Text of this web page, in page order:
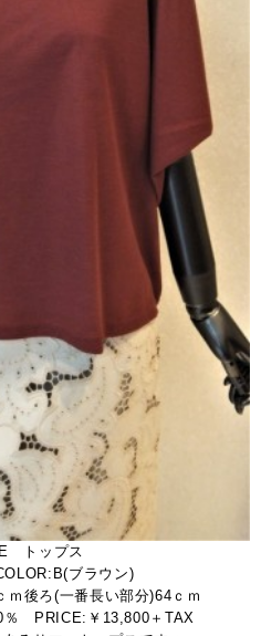
トップス
ブラウン)
後ろ(一番長い部分)64ｃｍ
％ PRICE:￥13,800＋TAX